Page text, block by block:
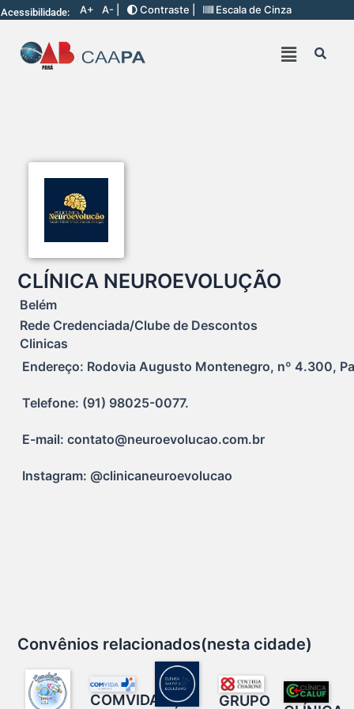
Acessibilidade: A+ A- | Contraste | Escala de Cinza
CLÍNICA NEUROEVOLUÇÃO
Belém
Rede Credenciada/Clube de Descontos
Clinicas
Endereço: Rodovia Augusto Montenegro, nº 4.300,
Telefone: (91) 98025-0077.
E-mail: contato@neuroevolucao.com.br
Instagram: @clinicaneuroevolucao
Convênios relacionados(nesta cidade)
COMVIDA –
GRUPO